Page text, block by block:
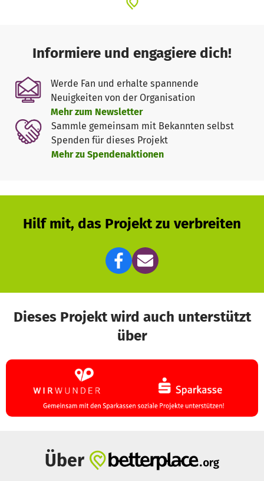
Informiere und engagiere dich!
Werde Fan und erhalte spannende
Neuigkeiten von der Organisation
Mehr zum Newsletter
Sammle gemeinsam mit Bekannten selbst
Spenden für dieses Projekt
Mehr zu Spendenaktionen
Hilf mit, das Projekt zu verbreiten
Dieses Projekt wird auch unterstützt
über
Über